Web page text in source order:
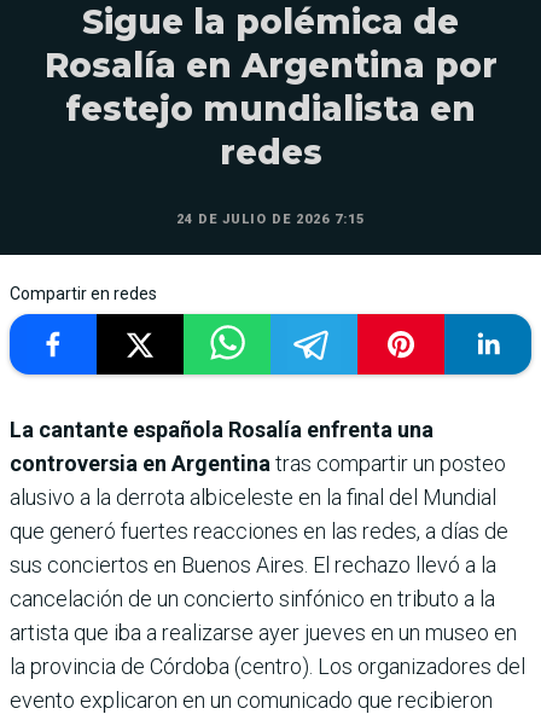
Sigue la polémica de
Rosalía en Argentina por
festejo mundialista en
redes
24 DE JULIO DE 2026 7:15
Compartir en redes
La cantante española Rosalía enfrenta una
controversia en Argentinatras compartir un posteo
alusivo a la derrota albiceleste en la final del Mundial
que generó fuertes reacciones en las redes, a días de
sus conciertos en Buenos Aires. El rechazo llevó a la
cancelación de un concierto sinfónico en tributo a la
artista que iba a realizarse ayer jueves en un museo en
la provincia de Córdoba (centro). Los organizadores del
evento explicaron en un comunicado que recibieron